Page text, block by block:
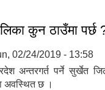
कुन ठाउँमा पर्छ
02/24/2019 - 13:58
अन्तरगर्त पर्ने सुर्खेत
अवस्थित छ ।